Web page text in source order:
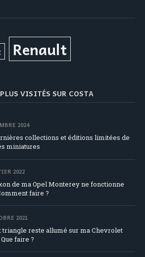
Renault
VISITÉS SUR COSTA
2024
collections et éditions limitées de
miniatures
2022
de ma Opel Monterey ne fonctionne
faire ?
2021
triangle reste allumé sur ma Chevrolet
faire ?